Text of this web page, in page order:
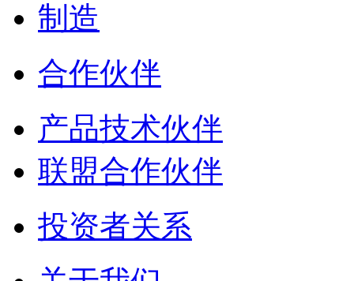
制造
合作伙伴
产品技术伙伴
联盟合作伙伴
投资者关系